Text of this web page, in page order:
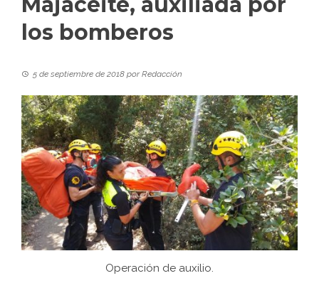
los bomberos
5 de septiembre de 2018 porRedacción
Operación de auxilio.